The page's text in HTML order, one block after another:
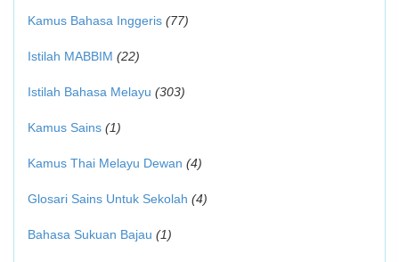
Kamus Bahasa Inggeris (77)
Istilah MABBIM (22)
Istilah Bahasa Melayu (303)
Kamus Sains (1)
Kamus Thai Melayu Dewan (4)
Glosari Sains Untuk Sekolah (4)
Bahasa Sukuan Bajau (1)